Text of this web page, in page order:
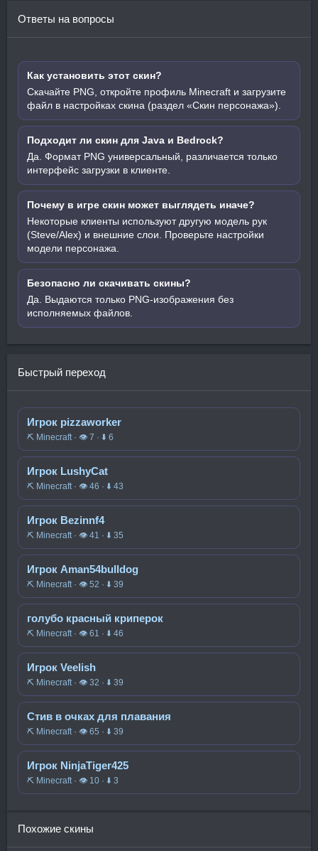
Ответы на вопросы
Как установить этот скин?
Скачайте PNG, откройте профиль Minecraft и загрузите
файл в настройках скина (раздел «Скин персонажа»).
Подходит ли скин для Java и Bedrock?
Да. Формат PNG универсальный, различается только
интерфейс загрузки в клиенте.
Почему в игре скин может выглядеть иначе?
Некоторые клиенты используют другую модель рук
(Steve/Alex) и внешние слои. Проверьте настройки
модели персонажа.
Безопасно ли скачивать скины?
Да. Выдаются только PNG-изображения без
исполняемых файлов.
Быстрый переход
Игрок pizzaworker
⛏️ Minecraft · 👁 7 · ⬇ 6
Игрок LushyCat
⛏️ Minecraft · 👁 46 · ⬇ 43
Игрок Bezinnf4
⛏️ Minecraft · 👁 41 · ⬇ 35
Игрок Aman54bulldog
⛏️ Minecraft · 👁 52 · ⬇ 39
голубо красный криперок
⛏️ Minecraft · 👁 61 · ⬇ 46
Игрок Veelish
⛏️ Minecraft · 👁 32 · ⬇ 39
Стив в очках для плавания
⛏️ Minecraft · 👁 65 · ⬇ 39
Игрок NinjaTiger425
⛏️ Minecraft · 👁 10 · ⬇ 3
Похожие скины